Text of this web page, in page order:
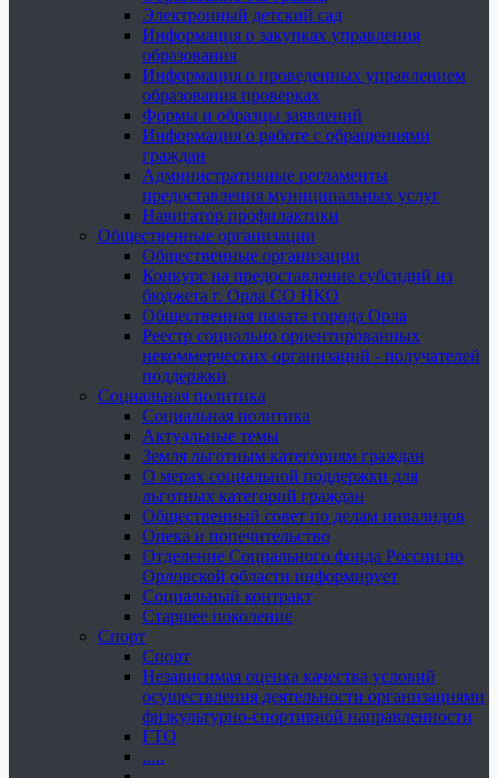
Электронный детский сад
Информация о закупках управления
образования
Информация о проведенных управлением
образования проверках
Формы и образцы заявлений
Информация о работе с обращениями
граждан
Административные регламенты
предоставления муниципальных услуг
Навигатор профилактики
Общественные организации
Общественные организации
Конкурс на предоставление субсидий из
бюджета г. Орла СО НКО
Общественная палата города Орла
Реестр социально ориентированных
некоммерческих организаций - получателей
поддержки
Социальная политика
Социальная политика
Актуальные темы
Земля льготным категориям граждан
О мерах социальной поддержки для
льготных категорий граждан
Общественный совет по делам инвалидов
Опека и попечительство
Отделение Социального фонда России по
Орловской области информирует
Социальный контракт
Старшее поколение
Спорт
Спорт
Независимая оценка качества условий
осуществления деятельности организациями
физкультурно-спортивной направленности
ГТО
.....